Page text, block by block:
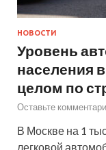
НОВОСТИ
Уровень
населения
целом по
Оставьте
В Москве на 1
легковой